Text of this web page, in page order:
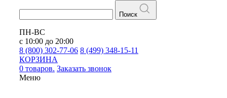
Поиск
ПН-ВС
с 10:00 до 20:00
8 (800) 302-77-06 8 (499) 348-15-11
КОРЗИНА
0 товаров. Заказать звонок
Меню